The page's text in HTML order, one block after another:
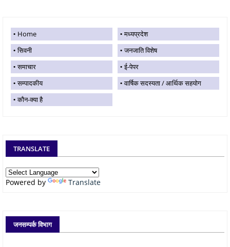
Home
मध्यप्रदेश
सिवनी
जनजाति विशेष
समाचार
ई-पेपर
सम्पादकीय
वार्षिक सदस्यता / आर्थिक सहयोग
कौन-क्या है
TRANSLATE
Powered by Translate
जनसम्पर्क विभाग